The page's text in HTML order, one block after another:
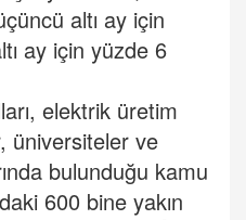
altı ay için
ay için yüzde 6
elektrik üretim
üniversiteler ve
bulunduğu kamu
600 bine yakın